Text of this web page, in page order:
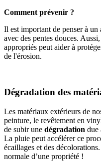
Comment prévenir ?
Il est important de penser à un
avec des pentes douces.
appropriés peut aider à
de l'érosion.
Dégradation des
Les matériaux extérieurs de
peinture, le revêtement en
de subir une dégradation due
La pluie peut accélérer ce
écaillages et des
normale d’une propriété !